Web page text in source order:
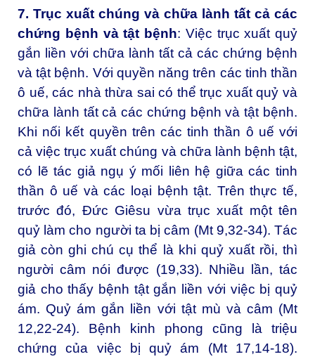
7. Trục xuất chúng và chữa lành tất cả các
chứng bệnh và tật bệnh: Việc trục xuất quỷ
gắn liền với chữa lành tất cả các chứng bệnh
và tật bệnh. Với quyền năng trên các tinh thần
ô uế, các nhà thừa sai có thể trục xuất quỷ và
chữa lành tất cả các chứng bệnh và tật bệnh.
Khi nối kết quyền trên các tinh thần ô uế với
cả việc trục xuất chúng và chữa lành bệnh tật,
có lẽ tác giả ngụ ý mối liên hệ giữa các tinh
thần ô uế và các loại bệnh tật. Trên thực tế,
trước đó, Đức Giêsu vừa trục xuất một tên
quỷ làm cho người ta bị câm (Mt 9,32-34). Tác
giả còn ghi chú cụ thể là khi quỷ xuất rồi, thì
người câm nói được (19,33). Nhiều lần, tác
giả cho thấy bệnh tật gắn liền với việc bị quỷ
ám. Quỷ ám gắn liền với tật mù và câm (Mt
12,22-24). Bệnh kinh phong cũng là triệu
chứng của việc bị quỷ ám (Mt 17,14-18).